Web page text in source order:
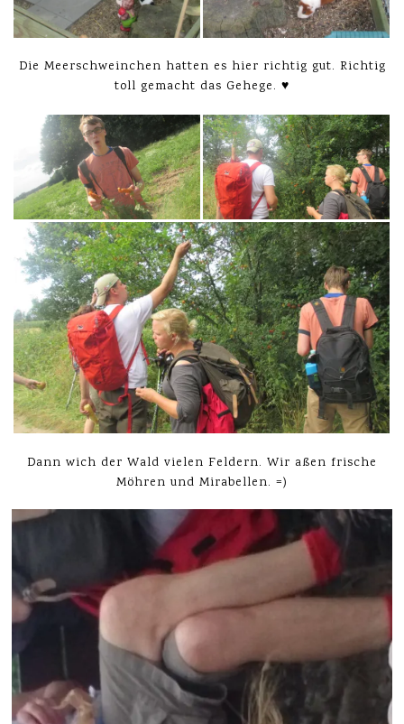
Die Meerschweinchen hatten es hier richtig gut. Richtig
toll gemacht das Gehege. ♥
Dann wich der Wald vielen Feldern. Wir aßen frische
Möhren und Mirabellen. =)